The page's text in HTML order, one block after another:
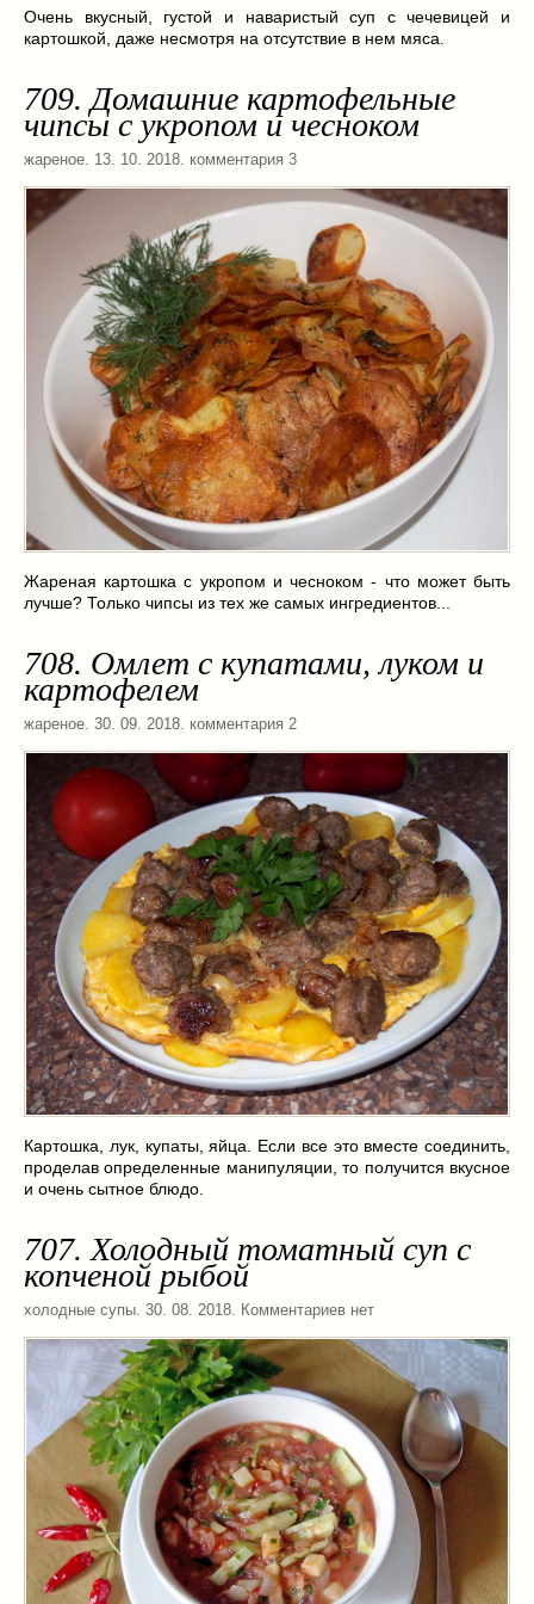
Грибы
(5)
Овощные заготовки(11)
Сладкие заготовки(10)
Поговорим о(19)
конкурсы(7)
(9)
Постные рецепты(8)
Праздничные блюда(21)
8 марта(1)
День всех влюбленных(3)
мужские даты(1)
Новогоднее меню(9)
Пасха(7)
Очень вкусный, густой и наваристый суп с чечевицей и
картошкой, даже несмотря на отсутствие в нем мяса.
709. Домашние картофельные
чипсы с укропом и чесноком
жареное. 13. 10. 2018. комментария 3
Жареная картошка с укропом и чесноком - что может быть
лучше? Только чипсы из тех же самых ингредиентов...
708. Омлет с купатами, луком и
картофелем
жареное. 30. 09. 2018. комментария 2
Картошка, лук, купаты, яйца. Если все это вместе соединить,
проделав определенные манипуляции, то получится вкусное
и очень сытное блюдо.
707. Холодный томатный суп с
копченой рыбой
холодные супы. 30. 08. 2018. Комментариев нет